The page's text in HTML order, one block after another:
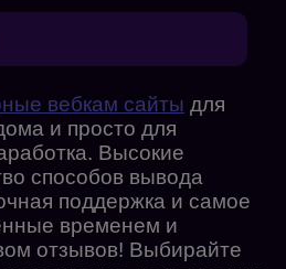
вебкам сайты для
и просто для
Высокие
способов вывода
поддержка и самое
временем и
отзывов! Выбирайте